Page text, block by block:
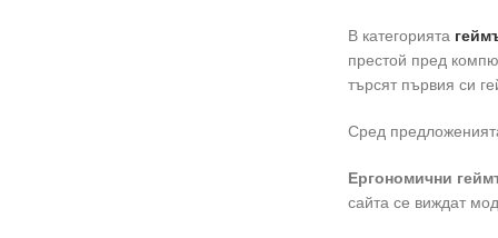
В категорията
престой пред
търсят първия си
Сред
Ергономични
сайта се виждат